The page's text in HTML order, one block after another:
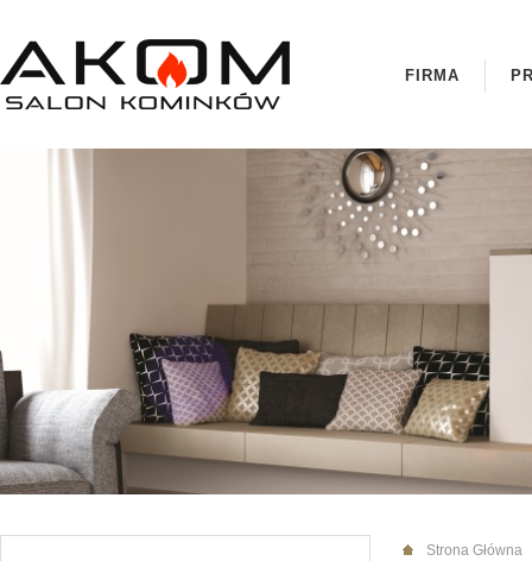
FIRMA
Strona Główna